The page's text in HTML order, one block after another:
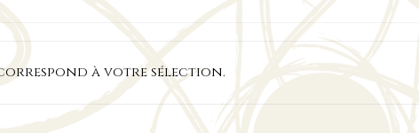
à votre sélection.